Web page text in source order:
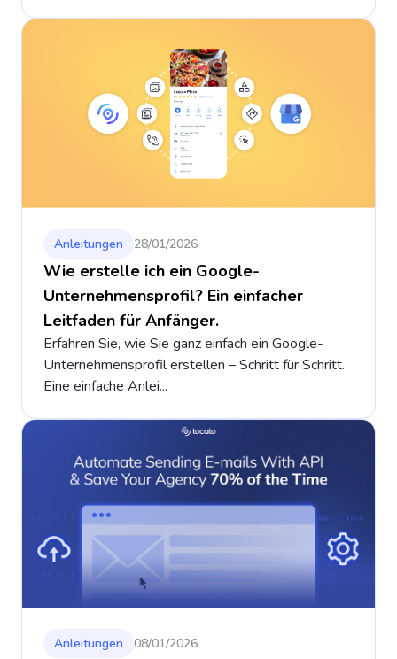
Anleitungen 28/01/2026
Wie erstelle ich ein Google-
Unternehmensprofil? Ein einfacher
Leitfaden für Anfänger.
Erfahren Sie, wie Sie ganz einfach ein Google-
Unternehmensprofil erstellen – Schritt für Schritt.
Eine einfache Anlei...
Anleitungen 08/01/2026